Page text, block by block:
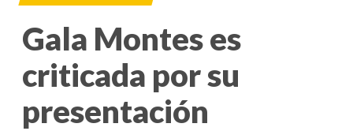
Gala Montes es
criticada por su
presentación